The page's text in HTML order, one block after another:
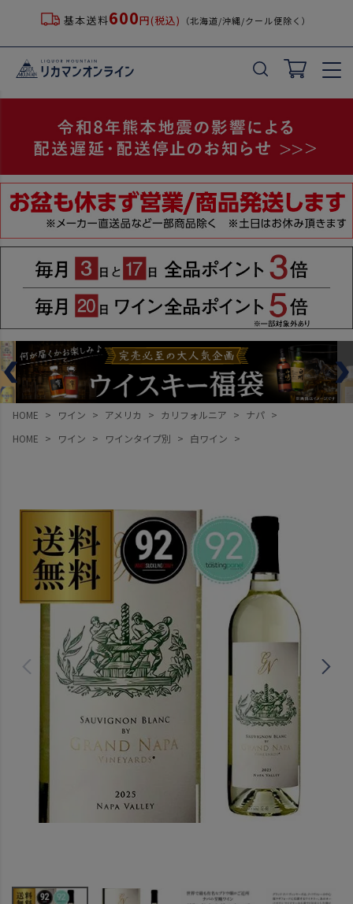
基本送料600円(税込) （北海道/沖縄/クール便除く）
HOME ワイン アメリカ カリフォルニア
ナパ
HOME
ワイン ワインタイプ別 白ワイン